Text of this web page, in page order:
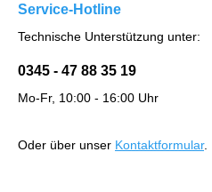
Service-Hotline
Technische Unterstützung unter:
0345 - 47 88 35 19
Mo-Fr, 10:00 - 16:00 Uhr
Oder über unser Kontaktformular.